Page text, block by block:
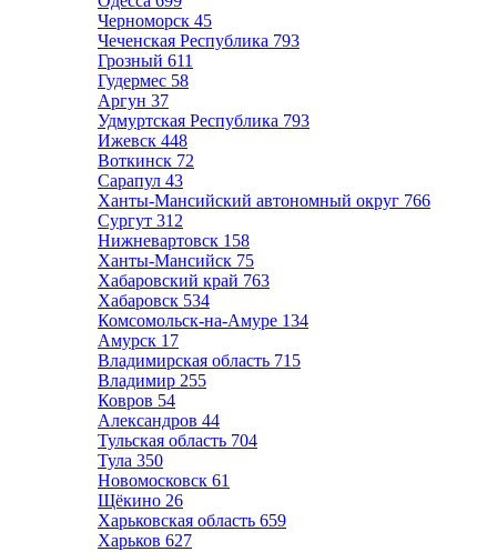
Черноморск 45
Чеченская Республика 793
Грозный 611
Гудермес 58
Аргун 37
Удмуртская Республика 793
Ижевск 448
Воткинск 72
Сарапул 43
Ханты-Мансийский автономный округ 766
Сургут 312
Нижневартовск 158
Ханты-Мансийск 75
Хабаровский край 763
Хабаровск 534
Комсомольск-на-Амуре 134
Амурск 17
Владимирская область 715
Владимир 255
Ковров 54
Александров 44
Тульская область 704
Тула 350
Новомосковск 61
Щёкино 26
Харьковская область 659
Харьков 627